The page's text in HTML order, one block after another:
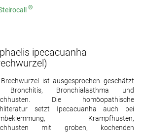
®
ipecacuanha
ist ausgesprochen geschätzt
Bronchitis, Bronchialasthma und
Die homöopathische
setzt Ipecacuanha auch bei
Krampfhusten,
mit groben, kochenden